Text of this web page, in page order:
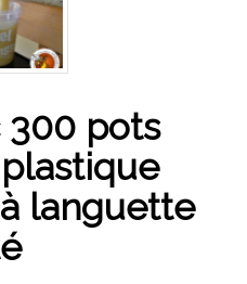
300 pots
languette